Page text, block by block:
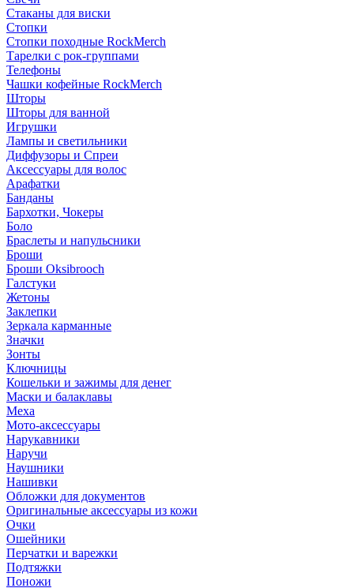
Стаканы для виски
Стопки
Стопки походные RockMerch
Тарелки с рок-группами
Телефоны
Чашки кофейные RockMerch
Шторы
Шторы для ванной
Игрушки
Лампы и светильники
Диффузоры и Спреи
Аксессуары для волос
Арафатки
Банданы
Бархотки, Чокеры
Боло
Браслеты и напульсники
Броши
Броши Oksibrooch
Галстуки
Жетоны
Заклепки
Зеркала карманные
Значки
Зонты
Ключницы
Кошельки и зажимы для денег
Маски и балаклавы
Меха
Мото-аксессуары
Нарукавники
Наручи
Наушники
Нашивки
Обложки для документов
Оригинальные аксессуары из кожи
Очки
Ошейники
Перчатки и варежки
Подтяжки
Поножи